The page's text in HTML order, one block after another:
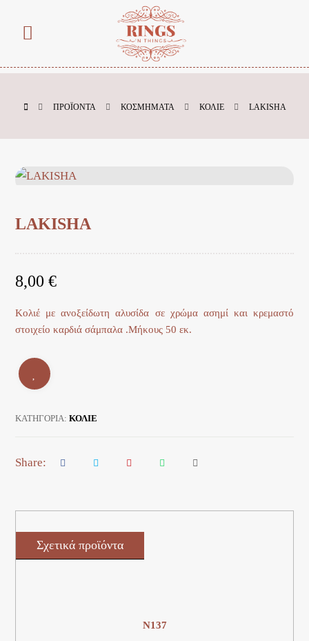
ΠΡΟΪΌΝΤΑ ΚΟΣΜΗΜΑΤΑ ΚΟΛΙΕ LAKISHA
LAKISHA
8,00€
Κολιέ με ανοξείδωτη αλυσίδα σε χρώμα ασημί και κρεμαστό
στοιχείο καρδιά σάμπαλα .Μήκους 50 εκ.
ΚΑΤΗΓΟΡΊΑ:ΚΟΛΙΕ
Σχετικά προϊόντα
N137